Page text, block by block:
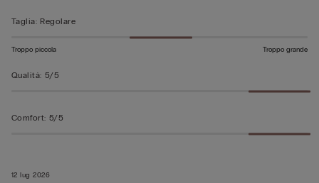
12 lug 2026
Taglia: Regolare
Troppo piccola Troppo grande
Qualità: 5/5
Comfort: 5/5